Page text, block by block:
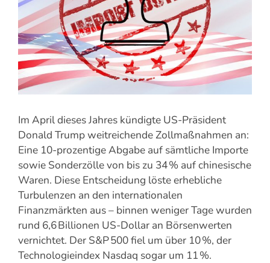
Im April dieses Jahres kündigte US-Präsident
Donald Trump weitreichende Zollmaßnahmen an:
Eine 10-prozentige Abgabe auf sämtliche Importe
sowie Sonderzölle von bis zu 34 % auf chinesische
Waren. Diese Entscheidung löste erhebliche
Turbulenzen an den internationalen
Finanzmärkten aus – binnen weniger Tage wurden
rund 6,6 Billionen US-Dollar an Börsenwerten
vernichtet. Der S&P 500 fiel um über 10 %, der
Technologieindex Nasdaq sogar um 11 %.